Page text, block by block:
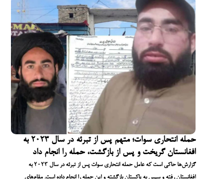
حمله انتحاری سوات؛ متهم پس از تبرئه در سال ۲۰۲۳ به
افغانستان گریخت و پس از بازگشت، حمله را انجام داد
گزارش‌ها حاکی است که عامل حمله انتحاری سوات پس از تبرئه در سال ۲۰۲۳ به